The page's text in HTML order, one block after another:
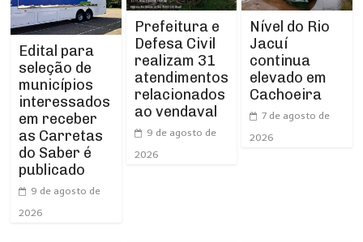
Edital para
seleção de
municípios
interessados
em receber
as Carretas
do Saber é
publicado
9 de agosto de
2026
Prefeitura e
Defesa Civil
realizam 31
atendimentos
relacionados
ao vendaval
9 de agosto de
2026
Nível do Rio
Jacuí
continua
elevado em
Cachoeira
7 de agosto de
2026